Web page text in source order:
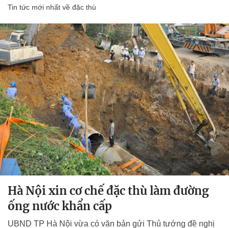
Tin tức mới nhất về đặc thù
Hà Nội xin cơ chế đặc thù làm đường
ống nước khẩn cấp
UBND TP Hà Nội vừa có văn bản gửi Thủ tướng đề nghị